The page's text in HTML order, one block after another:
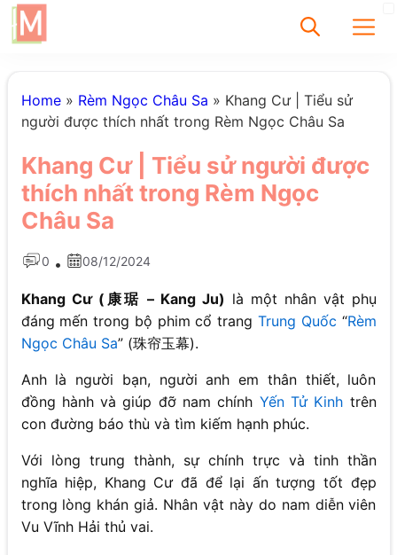
Chưa có bài viết
được tìm thấy
Home» Rèm Ngọc Châu Sa » Khang Cư | Tiểu sử
người được thích nhất trong Rèm Ngọc Châu Sa
Khang Cư | Tiểu sử người được
thích nhất trong Rèm Ngọc
Châu Sa
0 • 08/12/2024
Khang Cư (康琚 – Kang Ju) là một nhân vật phụ
đáng mến trong bộ phim cổ trang Trung Quốc “Rèm
Ngọc Châu Sa” (珠帘玉幕).
Anh là người bạn, người anh em thân thiết, luôn
đồng hành và giúp đỡ nam chính Yến Tử Kinh trên
con đường báo thù và tìm kiếm hạnh phúc.
Với lòng trung thành, sự chính trực và tinh thần
nghĩa hiệp, Khang Cư đã để lại ấn tượng tốt đẹp
trong lòng khán giả. Nhân vật này do nam diễn viên
Vu Vĩnh Hải thủ vai.